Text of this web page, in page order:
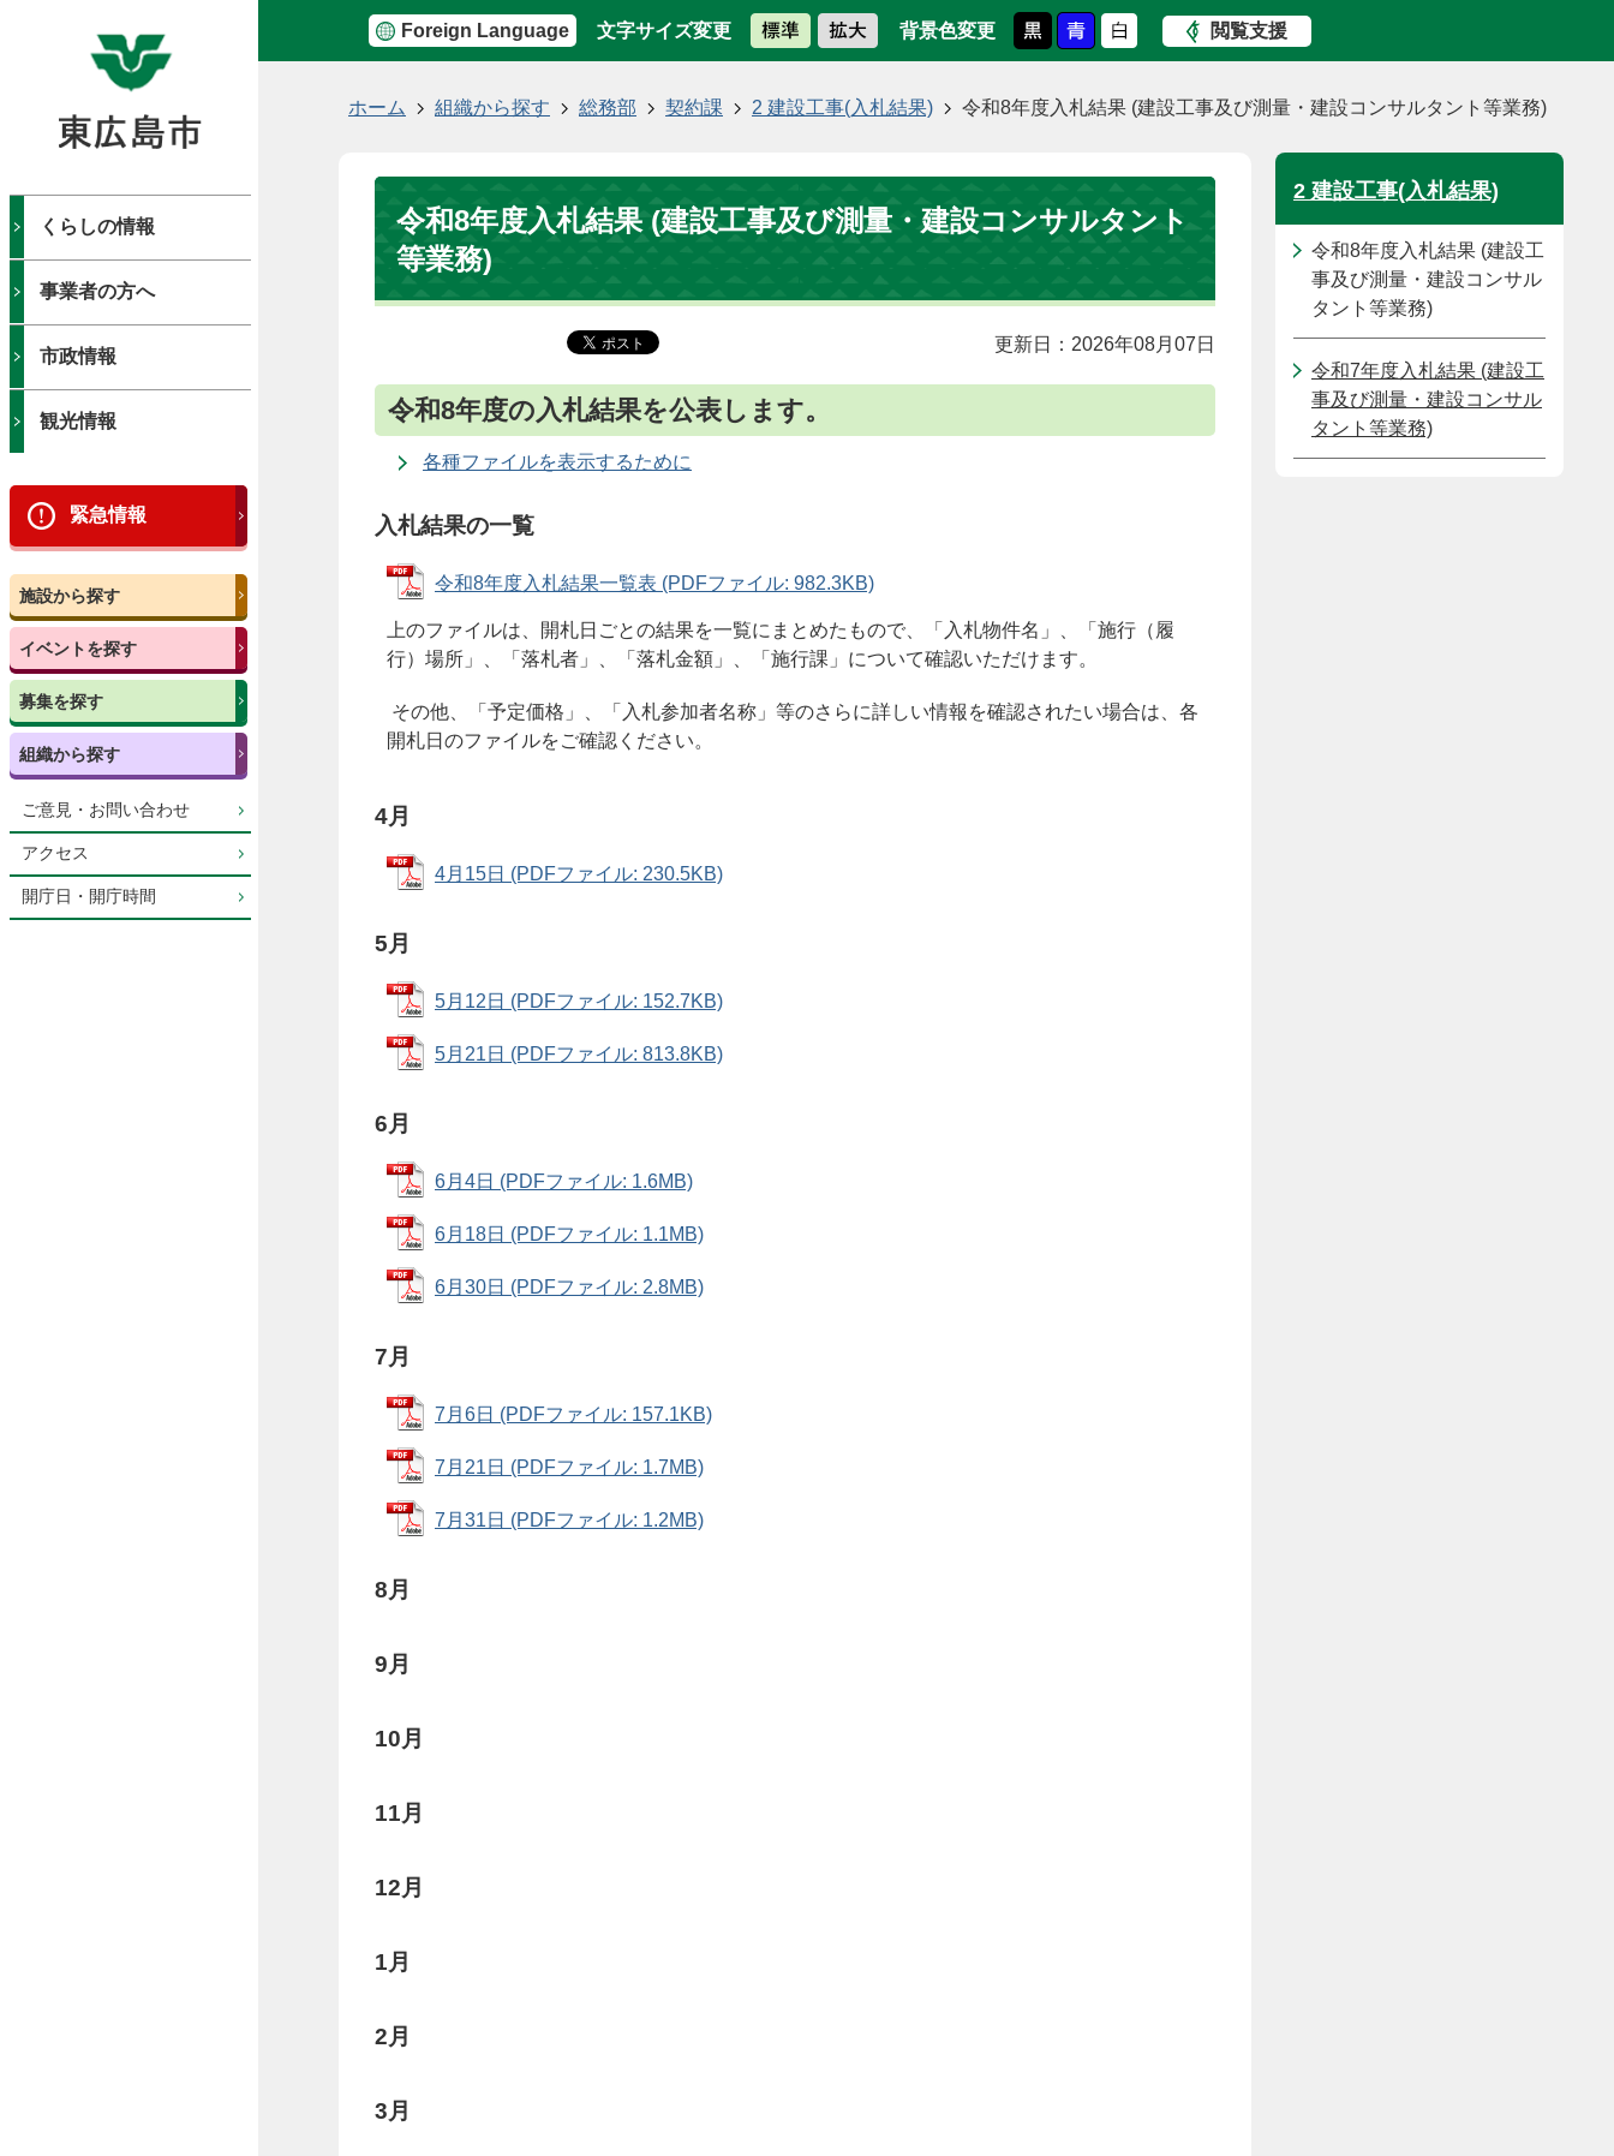
Foreign Language 文字サイズ変更 背景色変更 閲覧支援
くらしの情報
事業者の方へ
市政情報
観光情報
緊急情報
施設から探す
イベントを探す
募集を探す
組織から探す
ご意見・お問い合わせ
アクセス
開庁日・開庁時間
ホーム 組織から探す 総務部 契約課 2 建設工事(入札結果) 令和8年度入札結果 (建設工事及び測量・建設コンサルタント等業務)
令和8年度入札結果 (建設工事及び測量・建設コンサルタント
等業務)
更新日：2026年08月07日
令和8年度の入札結果を公表します。
各種ファイルを表示するために
入札結果の一覧
令和8年度入札結果一覧表 (PDFファイル: 982.3KB)
上のファイルは、開札日ごとの結果を一覧にまとめたもので、「入札物件名」、「施行（履
行）場所」、「落札者」、「落札金額」、「施行課」について確認いただけます。
その他、「予定価格」、「入札参加者名称」等のさらに詳しい情報を確認されたい場合は、各
開札日のファイルをご確認ください。
4月
4月15日 (PDFファイル: 230.5KB)
5月
5月12日 (PDFファイル: 152.7KB)
5月21日 (PDFファイル: 813.8KB)
6月
6月4日 (PDFファイル: 1.6MB)
6月18日 (PDFファイル: 1.1MB)
6月30日 (PDFファイル: 2.8MB)
7月
7月6日 (PDFファイル: 157.1KB)
7月21日 (PDFファイル: 1.7MB)
7月31日 (PDFファイル: 1.2MB)
8月
9月
10月
11月
12月
1月
2月
3月
2 建設工事(入札結果)
令和8年度入札結果 (建設工
事及び測量・建設コンサル
タント等業務)
令和7年度入札結果 (建設工
事及び測量・建設コンサル
タント等業務)